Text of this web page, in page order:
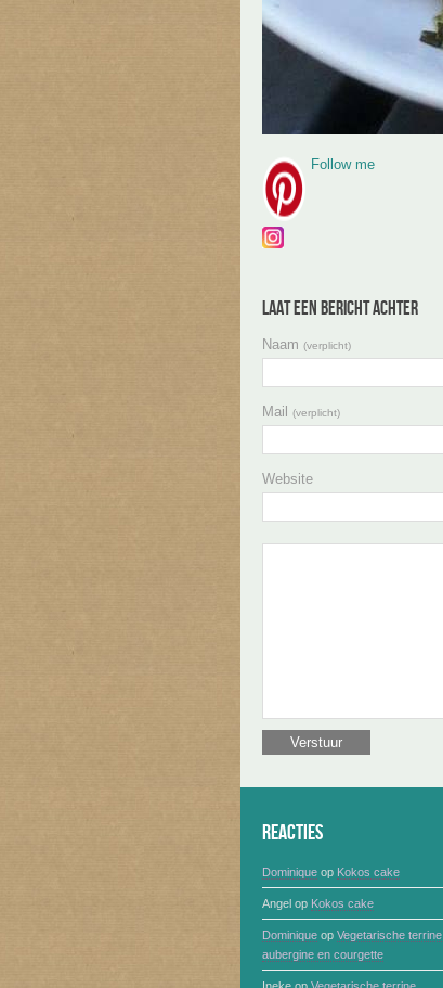
Follow me
Laat een bericht achter
Naam (verplicht)
Mail (verplicht)
Website
Reacties
Dominique op Kokos cake
Angel op Kokos cake
Dominique op Vegetarische terrine
aubergine en courgette